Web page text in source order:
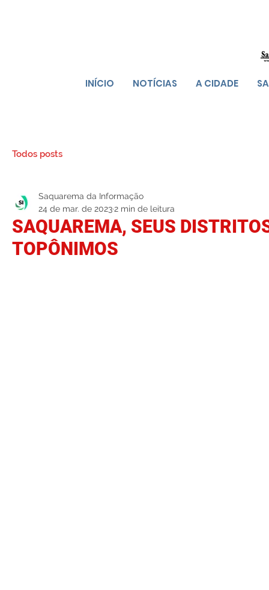
INÍCIO NOTÍCIAS A CIDADE
Todos posts
SAQUAREMA, SEUS
TOPÔNIMOS
Saquarema da Informação
24 de mar. de 2023 2 min de leitura